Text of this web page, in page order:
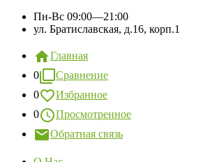
Пн-Вс 09:00—21:00
ул. Братиславская, д.16, корп.1
Главная
0
Сравнение
0
Избранное
0
Просмотренное
Обратная связь